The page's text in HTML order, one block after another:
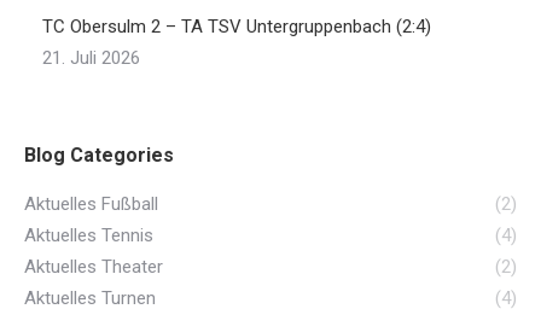
TC Obersulm 2 – TA TSV Untergruppenbach (2:4)
21. Juli 2026
Blog Categories
Aktuelles Fußball
(2)
Aktuelles Tennis
(4)
Aktuelles Theater
(2)
Aktuelles Turnen
(4)